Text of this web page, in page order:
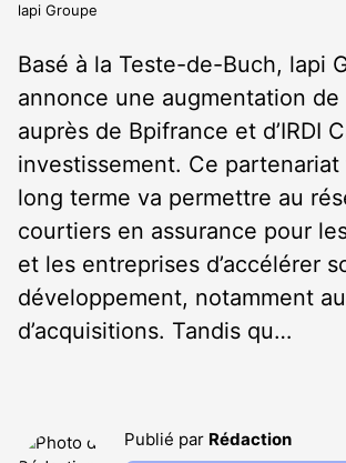
lapi Groupe
Basé à la Teste-de-Buch, lapi
annonce une augmentation de
auprès de Bpifrance et d’IRDI
investissement. Ce
long terme va permettre au
courtiers en assurance pour
et les entreprises d’accélérer
développement, notamment
d’acquisitions. Tandis qu…
Publié par Rédaction